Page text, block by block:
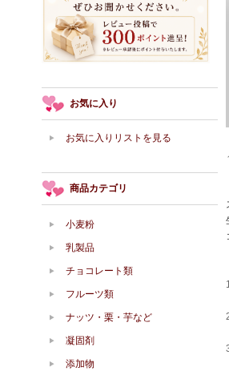
お気に入り
お気に入りリストを見る
商品カテゴリ
小麦粉
乳製品
チョコレート類
フルーツ類
ナッツ・栗・芋など
凝固剤
添加物